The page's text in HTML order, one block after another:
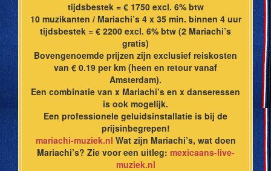
tijdsbestek = € 1750 excl. 6% btw
10 muzikanten / Mariachi’s 4 x 35 min. binnen 4 uur
tijdsbestek = € 2200 excl. 6% btw (2 Mariachi’s
gratis)
Bovengenoemde prijzen zijn exclusief reiskosten
van € 0.19 per km (heen en retour vanaf
Amsterdam).
Een combinatie van x Mariachi’s en x danseressen
is ook mogelijk.
Een professionele geluidsinstallatie is bij de
prijsinbegrepen!
mariachi-muziek.nl Wat zijn Mariachi’s, wat doen
Mariachi’s? Zie voor een uitleg: mexicaans-live-
muziek.nl